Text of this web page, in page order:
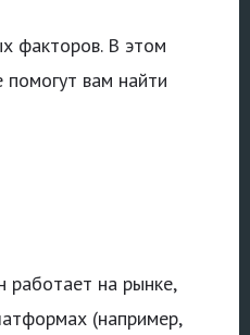
факторов. В этом
вам найти
работает на рынке,
(например,